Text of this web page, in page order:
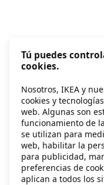
Tú puedes
cookies.
Nosotros, IKEA y
cookies y
web. Algunas son
funcionamiento de
se utilizan para
web, habilitar la
para publicidad,
preferencias de
aplican a todos los